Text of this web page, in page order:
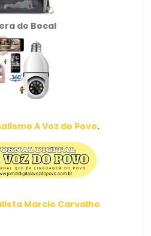
de Bocal
A Voz do Povo.
Marcio Carvalho